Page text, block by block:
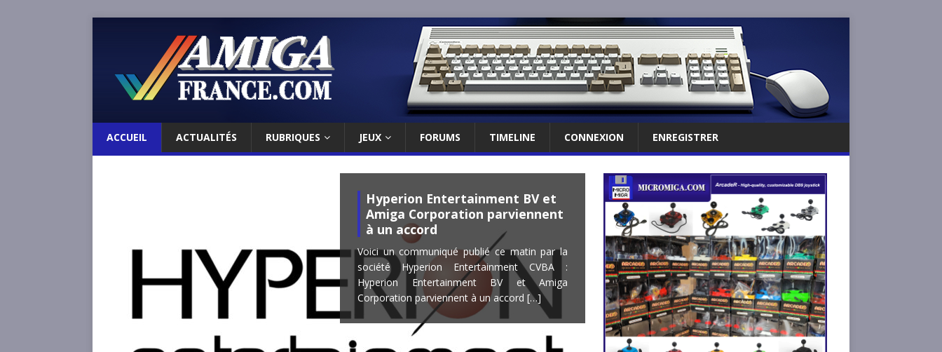
ACCUEIL ACTUALITÉS RUBRIQUES JEUX FORUMS TIMELINE CONNEXION ENREGISTRER
Hyperion Entertainment BV et
Amiga Corporation parviennent
à un accord
Voici un communiqué publié ce matin par la
société Hyperion Entertainment CVBA :
Hyperion Entertainment BV et Amiga
Corporation parviennent à un accord […]